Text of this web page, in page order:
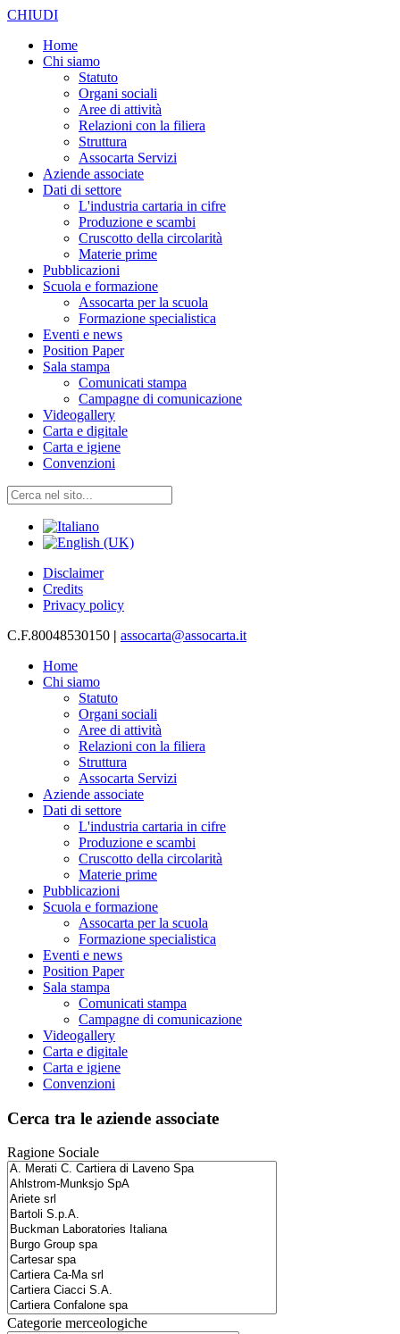
CHIUDI
Home
Chi siamo
Statuto
Organi sociali
Aree di attività
Relazioni con la filiera
Struttura
Assocarta Servizi
Aziende associate
Dati di settore
L'industria cartaria in cifre
Produzione e scambi
Cruscotto della circolarità
Materie prime
Pubblicazioni
Scuola e formazione
Assocarta per la scuola
Formazione specialistica
Eventi e news
Position Paper
Sala stampa
Comunicati stampa
Campagne di comunicazione
Videogallery
Carta e digitale
Carta e igiene
Convenzioni
Disclaimer
Credits
Privacy policy
C.F.80048530150 | assocarta@assocarta.it
Home
Chi siamo
Statuto
Organi sociali
Aree di attività
Relazioni con la filiera
Struttura
Assocarta Servizi
Aziende associate
Dati di settore
L'industria cartaria in cifre
Produzione e scambi
Cruscotto della circolarità
Materie prime
Pubblicazioni
Scuola e formazione
Assocarta per la scuola
Formazione specialistica
Eventi e news
Position Paper
Sala stampa
Comunicati stampa
Campagne di comunicazione
Videogallery
Carta e digitale
Carta e igiene
Convenzioni
Cerca tra le aziende associate
Ragione Sociale
Categorie merceologiche